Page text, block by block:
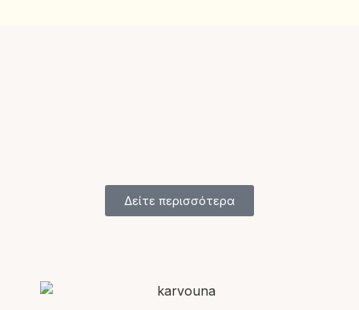
Δείτε περισσότερα